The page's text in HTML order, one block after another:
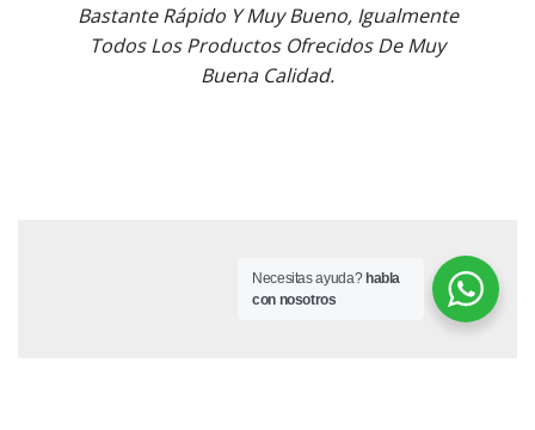
Bastante Rápido Y Muy Bueno, Igualmente
Todos Los Productos Ofrecidos De Muy
Buena Calidad.
Necesitas ayuda? habla
con nosotros